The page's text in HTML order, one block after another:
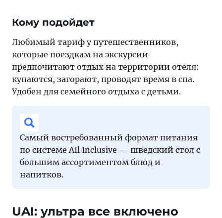
Кому подойдет
Любимый тариф у путешественников,
которые поездкам на экскурсии
предпочитают отдых на территории отеля:
купаются, загорают, проводят время в спа.
Удобен для семейного отдыха с детьми.
Самый востребованный формат питания
по системе AIl Inclusive — шведский стол c
большим ассортиментом блюд и
напитков.
UAI: ультра все включено